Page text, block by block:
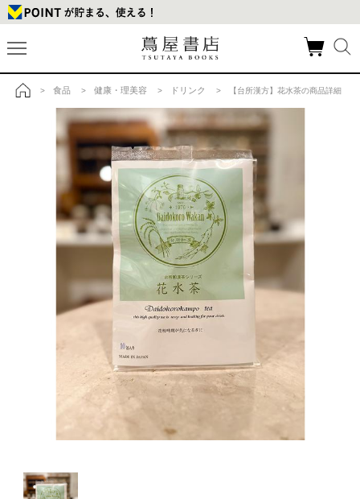
> 食品 > 健康・理美容 > ドリンク > 【台所漢方】花水茶の商品詳細